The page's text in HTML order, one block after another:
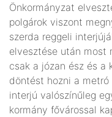
Önkormányzat
polgárok viszont
szerda reggeli
elvesztése után most
csak a józan ész és a
döntést hozni a metró
interjú valószínűleg
kormány fővárossal